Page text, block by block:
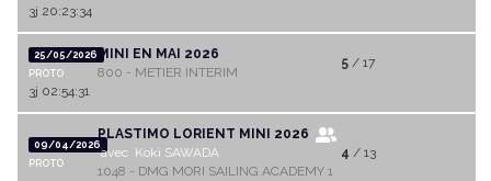
3j 20:23:34
25/05/2026
PROTO
MINI EN MAI 2026
800 - METIER INTERIM
5/ 17
3j 02:54:31
09/04/2026
PROTO
PLASTIMO LORIENT MINI 2026
avec Koki SAWADA
1048 - DMG MORI SAILING ACADEMY 1
4 / 13